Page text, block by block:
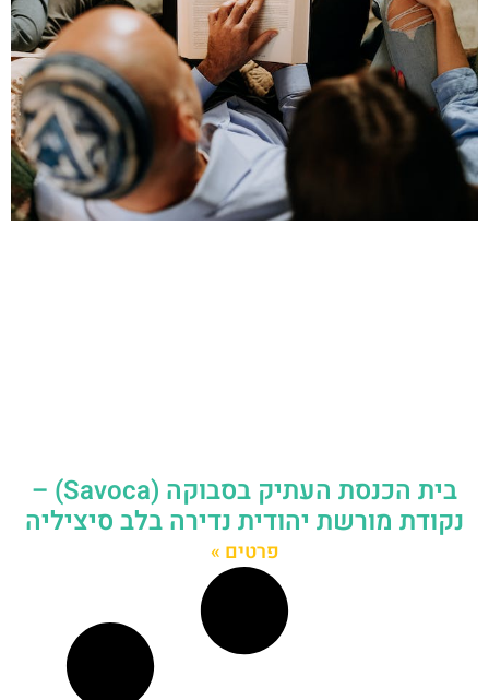
בית הכנסת העתיק בסבוקה (Savoca) –
נקודת מורשת יהודית נדירה בלב סיציליה
פרטים »